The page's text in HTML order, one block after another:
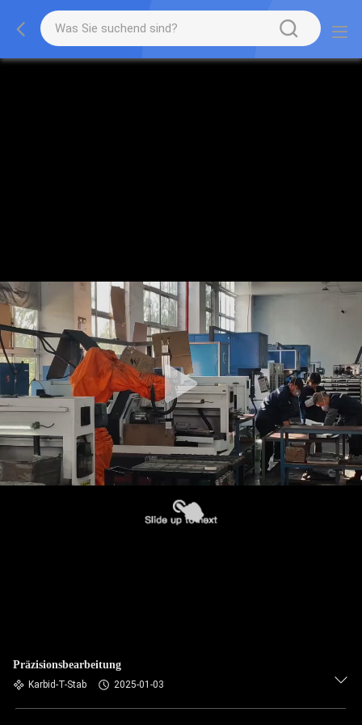
Präzisionsbearbeitung
Karbid-T-Stab 2025-01-03